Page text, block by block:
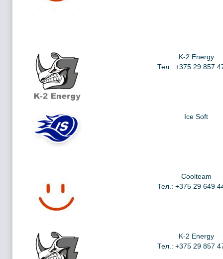
K-2 Energy
Тел.: +375 29 857
Ice Soft
Coolteam
Тел.: +375 29 649
K-2 Energy
Тел.: +375 29 857